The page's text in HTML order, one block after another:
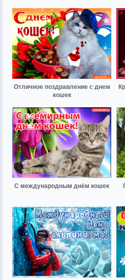
Отличное поздравление с днем
кошек
С международным днём кошек